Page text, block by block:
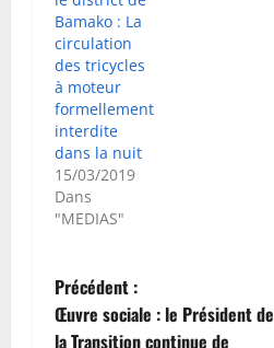
Bamako : La
circulation
des tricycles
à moteur
formellement
interdite
dans la nuit
15/03/2019
Dans
"MEDIAS"
N
Précédent :
Œuvre sociale : le Président de
la Transition continue de